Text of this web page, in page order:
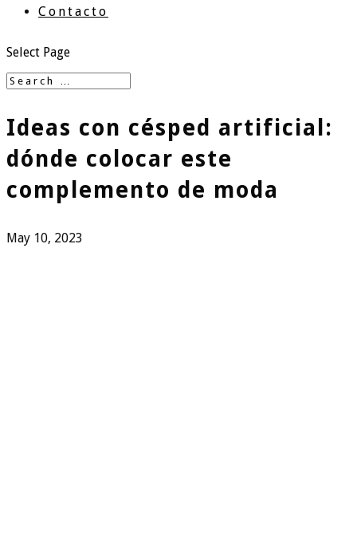
Contacto
Select Page
Ideas con césped artificial:
dónde colocar este
complemento de moda
May 10, 2023